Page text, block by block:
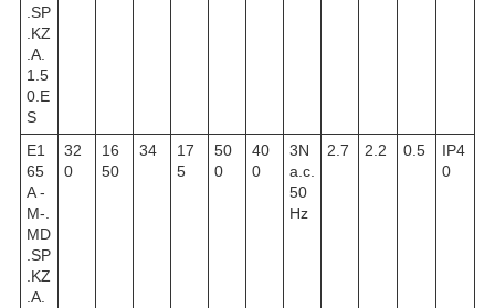
.SP
.KZ
.A.
1.5
0.E
S
E1
65
A -
M-.
MD
.SP
.KZ
.A.
32
0
16
50
34
17
5
50
0
40
0
3N
a.c.
50
Hz
2.7 2.2 0.5
IP4
0